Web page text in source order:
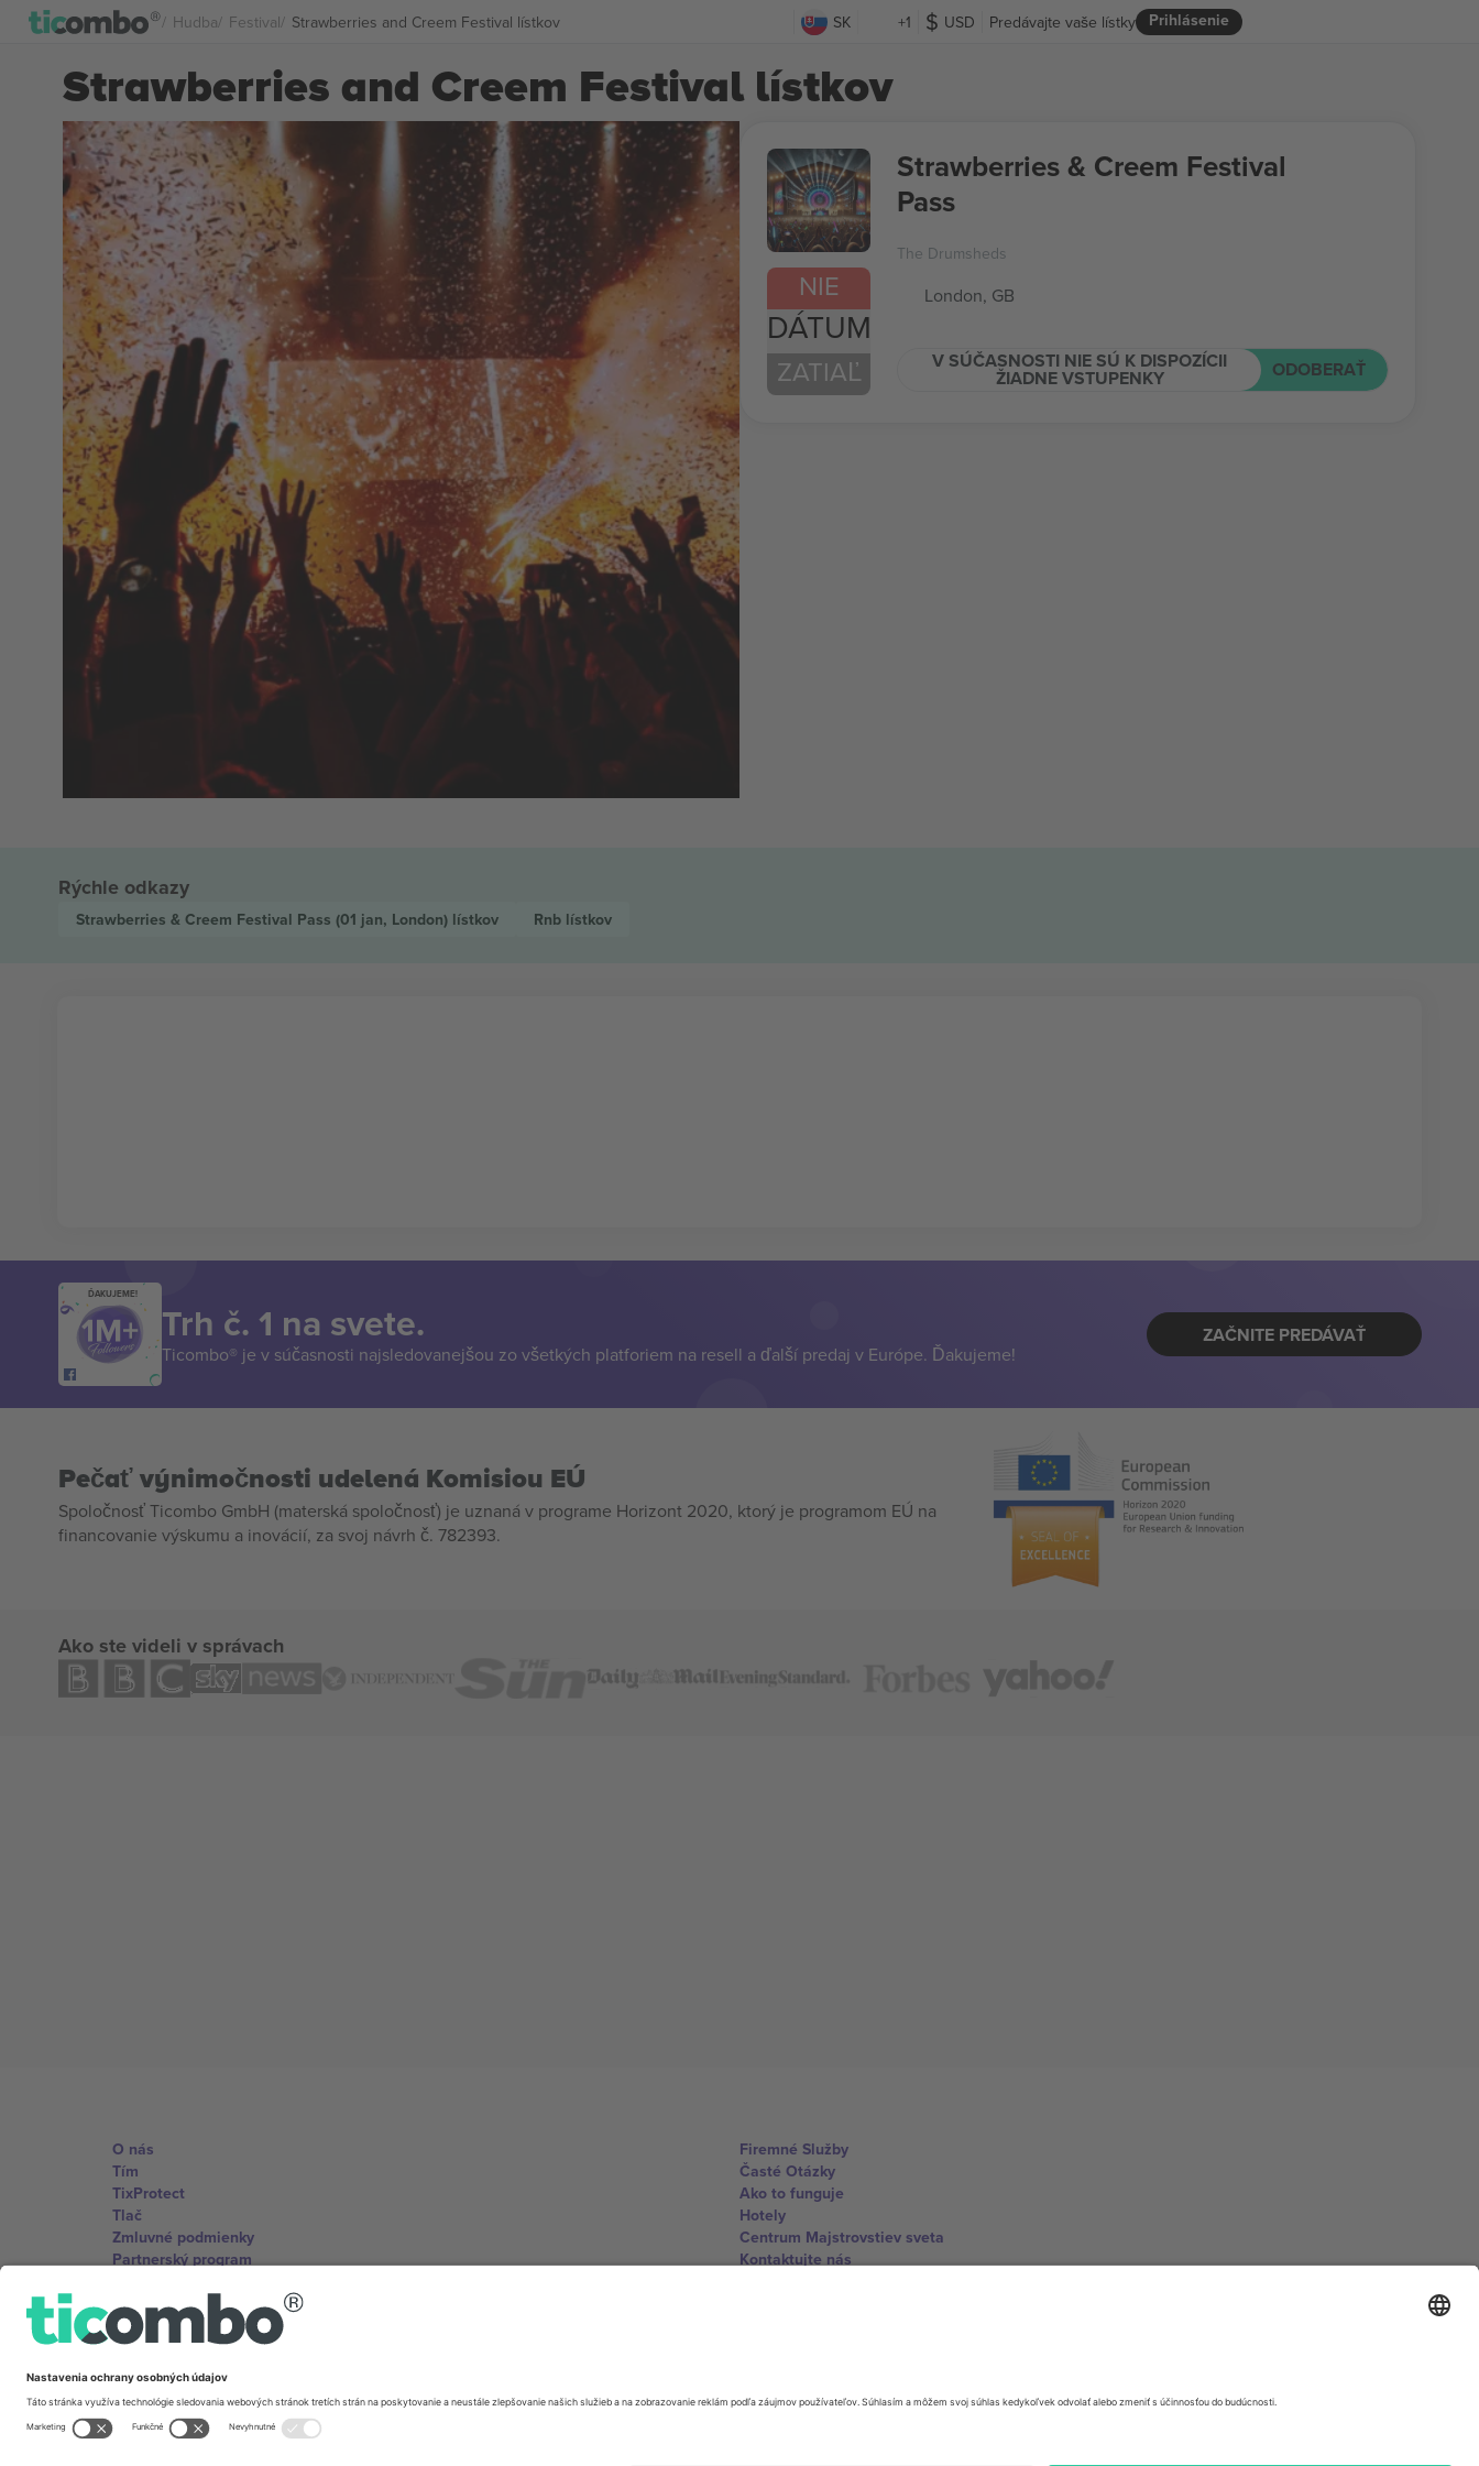
Hudba Festival Strawberries and Creem Festival lístkov SK +1 USD Prihlásenie
Predávajte vaše lístky
Strawberries and Creem Festival lístkov
NIE
DÁTUM
ZATIAĽ
Strawberries & Creem Festival
Pass
The Drumsheds
London, GB
V SÚČASNOSTI NIE SÚ K DISPOZÍCII
ŽIADNE VSTUPENKY ODOBERAŤ
Rýchle odkazy
Strawberries & Creem Festival Pass (01 jan, London) lístkov Rnb lístkov
ĎAKUJEME!
Trh č. 1 na svete.
Ticombo® je v súčasnosti najsledovanejšou zo všetkých platforiem na resell a ďalší predaj v Európe. Ďakujeme!
ZAČNITE PREDÁVAŤ
Pečať výnimočnosti udelená Komisiou EÚ
Spoločnosť Ticombo GmbH (materská spoločnosť) je uznaná v programe Horizont 2020, ktorý je programom EÚ na
financovanie výskumu a inovácií, za svoj návrh č. 782393.
Ako ste videli v správach
O nás
Tím
TixProtect
Tlač
Zmluvné podmienky
Partnerský program
Firemné Služby
Časté Otázky
Ako to funguje
Hotely
Centrum Majstrovstiev sveta
Kontaktujte nás
Kancelárie Ticombo